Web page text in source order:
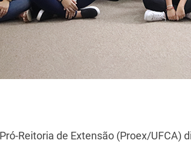
Reitoria de Extensão (Proex/UFCA)